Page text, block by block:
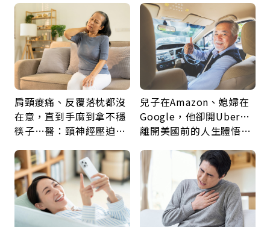
肩頸痠痛、反覆落枕都沒
在意，直到手麻到拿不穩
筷子…醫：頸神經壓迫上
鍵
兒子在Amazon、媳婦在
Google，他卻開Uber…
離開美國前的人生體悟：